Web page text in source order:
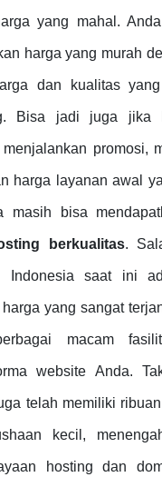
yang mahal.
harga yang murah
dan kualitas
Bisa jadi juga jika
promosi,
harga layanan awal
masih bisa
berkualitas.
Indonesia saat ini
yang sangat
macam
website Anda.
telah memiliki
kecil,
hosting dan